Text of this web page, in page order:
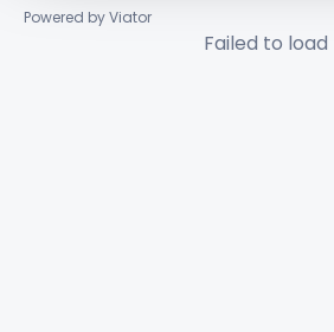
Powered by Viator
Failed to load